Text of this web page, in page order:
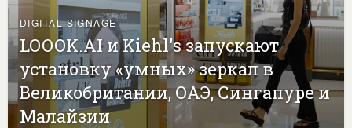
DIGITAL SIGNAGE
LOOOK.AI и Kiehl's запускают
установку «умных» зеркал в
Великобритании, ОАЭ, Сингапуре и
Малайзии